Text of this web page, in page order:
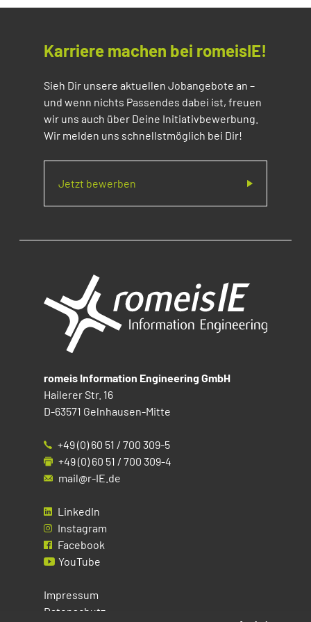
Karriere machen bei romeisIE!
Sieh Dir unsere aktuellen Jobangebote an –
und wenn nichts Passendes dabei ist, freuen
wir uns auch über Deine Initiativbewerbung.
Wir melden uns schnellstmöglich bei Dir!
Jetzt bewerben
romeis Information Engineering GmbH
Hailerer Str. 16
D-63571 Gelnhausen-Mitte
+49 (0) 60 51 / 700 309-5
+49 (0) 60 51 / 700 309-4
mail@r-IE.de
LinkedIn
Instagram
Facebook
YouTube
Impressum
Datenschutz